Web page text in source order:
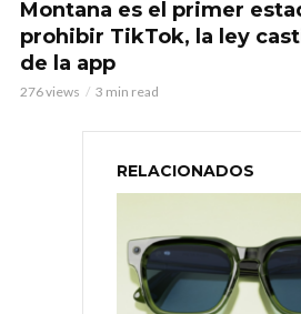
Montana es el primer
prohibir TikTok, la ley
de la app
276 views 3 min read
RELACIONADOS